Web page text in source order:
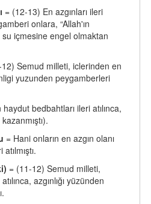
= (12-13) En azgınları ileri
onlara, “Allah'ın
su içmesine engel olmaktan
Semud milleti, iclerinden en
yuzunden peygamberleri
haydut bedbahtları ileri atılınca,
= Hani onların en azgın olanı
= (11-12) Semud milleti,
azgınlığı yüzünden